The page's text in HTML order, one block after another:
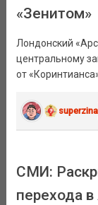
«Зенитом»
Лондонский
центральному
от
superzina
​СМИ:
перехода